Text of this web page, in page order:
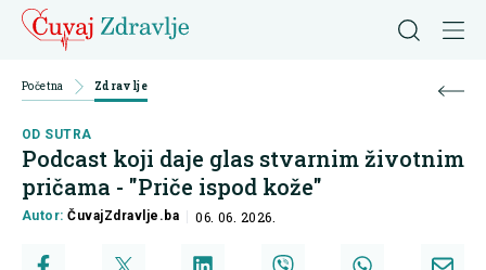
Početna Zdravlje
OD SUTRA
Podcast koji daje glas stvarnim životnim
pričama - "Priče ispod kože"
Autor:ČuvajZdravlje.ba 06. 06. 2026.